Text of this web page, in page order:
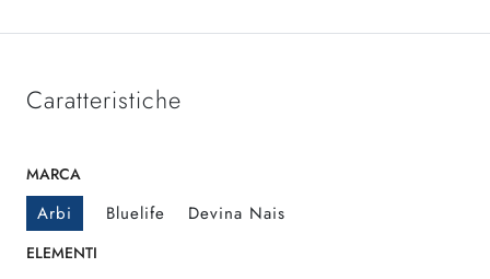
Caratteristiche
MARCA
Arbi Bluelife Devina Nais
ELEMENTI